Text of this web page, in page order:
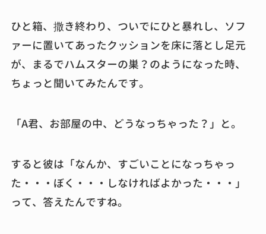
ひと箱、撒き終わり、ついでにひと暴れし、ソフ
ァーに置いてあったクッションを床に落とし足元
が、まるでハムスターの巣？のようになった時、
ちょっと聞いてみたんです。
「A君、お部屋の中、どうなっちゃった？」と。
すると彼は「なんか、すごいことになっちゃっ
た・・・ぼく・・・しなければよかった・・・」
って、答えたんですね。